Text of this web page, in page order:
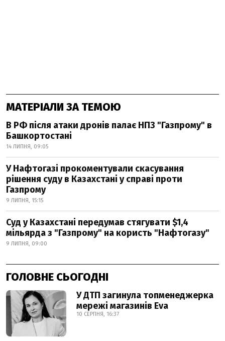
МАТЕРІАЛИ ЗА ТЕМОЮ
В РФ після атаки дронів палає НПЗ "Газпрому" в
Башкортостані
14 ЛИПНЯ, 09:05
У Нафтогазі прокоментували скасування
рішення суду в Казахстані у справі проти
Газпрому
9 ЛИПНЯ, 15:15
Суд у Казахстані передумав стягувати $1,4
мільярда з "Газпрому" на користь "Нафтогазу"
9 ЛИПНЯ, 09:00
ГОЛОВНЕ СЬОГОДНІ
У ДТП загинула топменеджерка
мережі магазинів Eva
10 СЕРПНЯ, 16:37